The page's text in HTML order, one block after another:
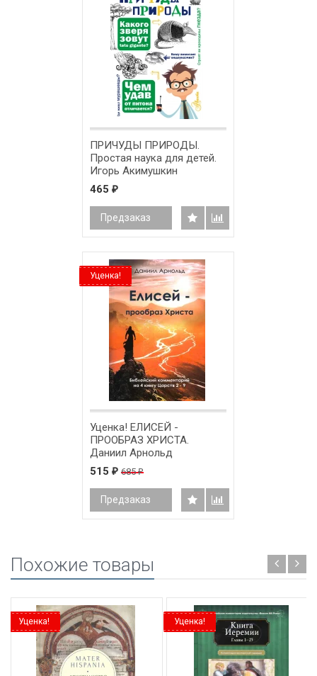
ПРИЧУДЫ ПРИРОДЫ.
Простая наука для детей.
Игорь Акимушкин
465 ₽
Предзаказ
Уценка!
Уценка! ЕЛИСЕЙ -
ПРООБРАЗ ХРИСТА.
Даниил Арнольд
515 ₽ 685₽
Предзаказ
Похожие товары
Уценка! Уценка!